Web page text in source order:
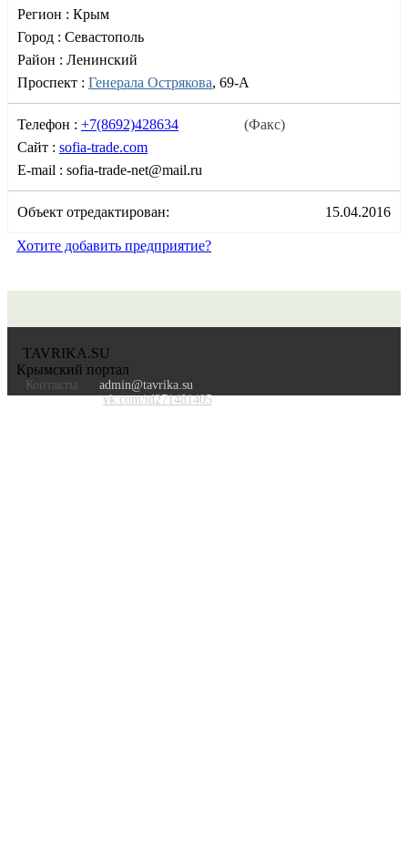
Регион : Крым
Город : Севастополь
Район : Ленинский
Проспект : Генерала Острякова, 69-А
Телефон : +7(8692)428634
(Факс)
Сайт : sofia-trade.com
E-mail : sofia-trade-net@mail.ru
Объект отредактирован: 15.04.2016
Хотите добавить предприятие?
TAVRIKA.SU
Крымский портал
Контакты
admin@tavrika.su
vk.com/id271481405